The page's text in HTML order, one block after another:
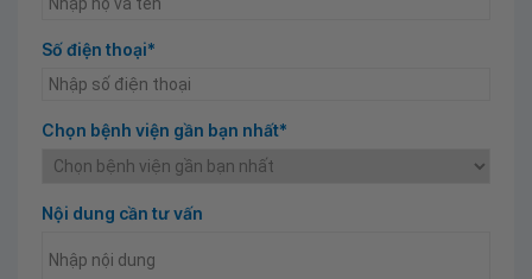
Số điện thoại*
Chọn bệnh viện gần bạn nhất*
Nội dung cần tư vấn